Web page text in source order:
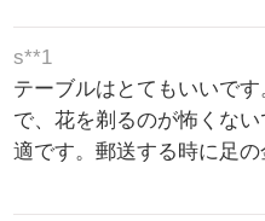
s**1
テーブルはとてもいいで
で、花を剃るのが怖くな
適です。郵送する時に足の